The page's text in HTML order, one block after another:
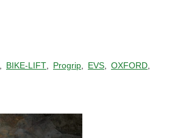
BIKE-LIFT Progrip EVS OXFORD